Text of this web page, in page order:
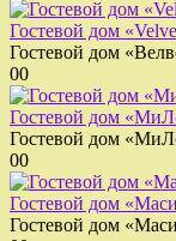
Гостевой дом
Гостевой дом
00
Гостевой дом
Гостевой дом
00
Гостевой дом
Гостевой дом